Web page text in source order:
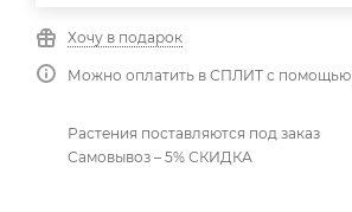
Хочу в подарок
Можно оплатить в СПЛИТ с помощью
Растения поставляются под заказ
Самовывоз – 5% СКИДКА